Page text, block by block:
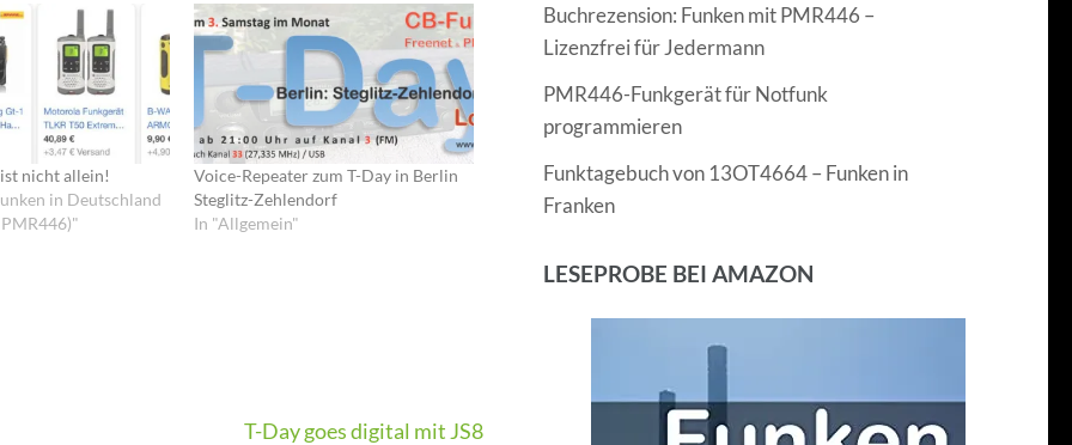
nicht allein!
in Deutschland
Voice-Repeater zum T-Day in Berlin
Steglitz-Zehlendorf
In "Allgemein"
T-Day goes digital mit JS8
Buchrezension: Funken mit PMR446 –
Lizenzfrei für Jedermann
PMR446-Funkgerät für Notfunk
programmieren
Funktagebuch von 13OT4664 – Funken in
Franken
LESEPROBE BEI AMAZON